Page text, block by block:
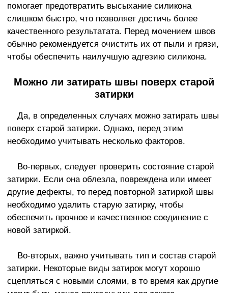
помогает предотвратить высыхание силикона
слишком быстро, что позволяет достичь более
качественного результатата. Перед мочением швов
обычно рекомендуется очистить их от пыли и грязи,
чтобы обеспечить наилучшую адгезию силикона.
Можно ли затирать швы поверх старой
затирки
Да, в определенных случаях можно затирать швы
поверх старой затирки. Однако, перед этим
необходимо учитывать несколько факторов.
Во-первых, следует проверить состояние старой
затирки. Если она облезла, повреждена или имеет
другие дефекты, то перед повторной затиркой швы
необходимо удалить старую затирку, чтобы
обеспечить прочное и качественное соединение с
новой затиркой.
Во-вторых, важно учитывать тип и состав старой
затирки. Некоторые виды затирок могут хорошо
сцепляться с новыми слоями, в то время как другие